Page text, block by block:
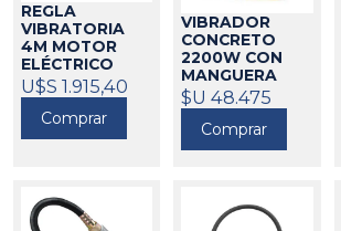
REGLA
VIBRATORIA
4M MOTOR
ELÉCTRICO
CINTERMAQ
218032
U$S 1.915,40
Comprar
VIBRADOR
CONCRETO
2200W CON
MANGUERA
GVC22EX
BOSCH21086
$U 48.475
Comprar